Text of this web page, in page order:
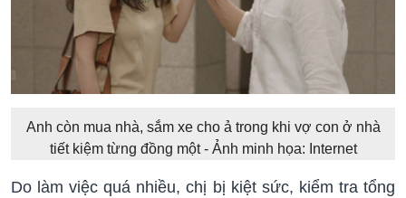
Anh còn mua nhà, sắm xe cho ả trong khi vợ con ở nhà
tiết kiệm từng đồng một - Ảnh minh họa: Internet
Do làm việc quá nhiều, chị bị kiệt sức, kiểm tra tổng